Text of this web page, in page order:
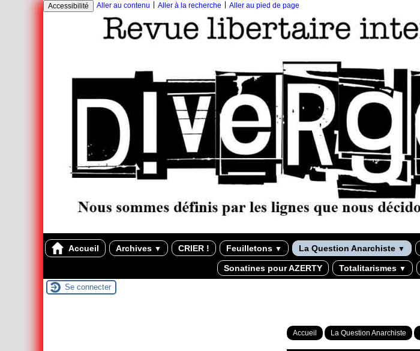
Accessibilité Aller au contenu Aller à la recherche Aller au pied de page
Accueil Archives ▼ CRIER ! Feuilletons ▼ La Question Anarchiste ▼
Sonatines pour AZERTY Totalitarismes ▼
Se connecter
Accueil La Question Anarchiste